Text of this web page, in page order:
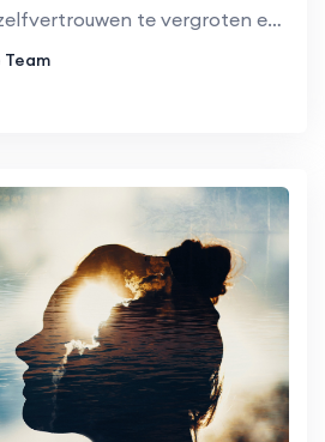
Technieken om uw zelfvertrouwen te vergroten en een positiever zelfbeeld te ontwikkelen.
Team